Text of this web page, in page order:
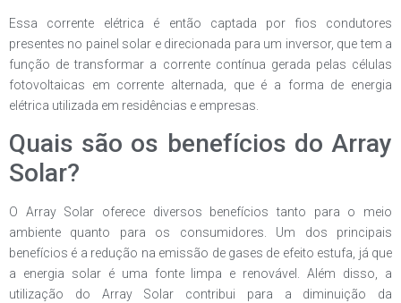
Essa corrente elétrica é então captada por fios condutores
presentes no painel solar e direcionada para um inversor, que tem a
função de transformar a corrente contínua gerada pelas células
fotovoltaicas em corrente alternada, que é a forma de energia
elétrica utilizada em residências e empresas.
Quais são os benefícios do Array
Solar?
O Array Solar oferece diversos benefícios tanto para o meio
ambiente quanto para os consumidores. Um dos principais
benefícios é a redução na emissão de gases de efeito estufa, já que
a energia solar é uma fonte limpa e renovável. Além disso, a
utilização do Array Solar contribui para a diminuição da